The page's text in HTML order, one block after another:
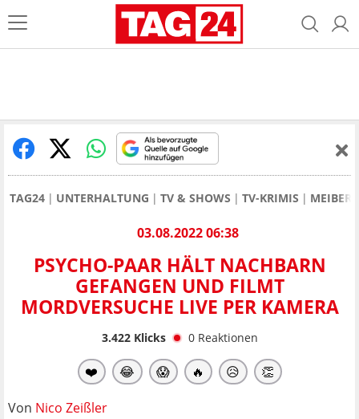
TAG24 UNTERHALTUNG TV & SHOWS TV-KRIMIS
03.08.2022 06:38
PSYCHO-PAAR HÄLT NACHBARN
GEFANGEN UND FILMT
MORDVERSUCHE LIVE PER KAMERA
3.422Klicks 0 Reaktionen
❤️ 😂 😱 🔥 😥 👏
Von Nico Zeißler